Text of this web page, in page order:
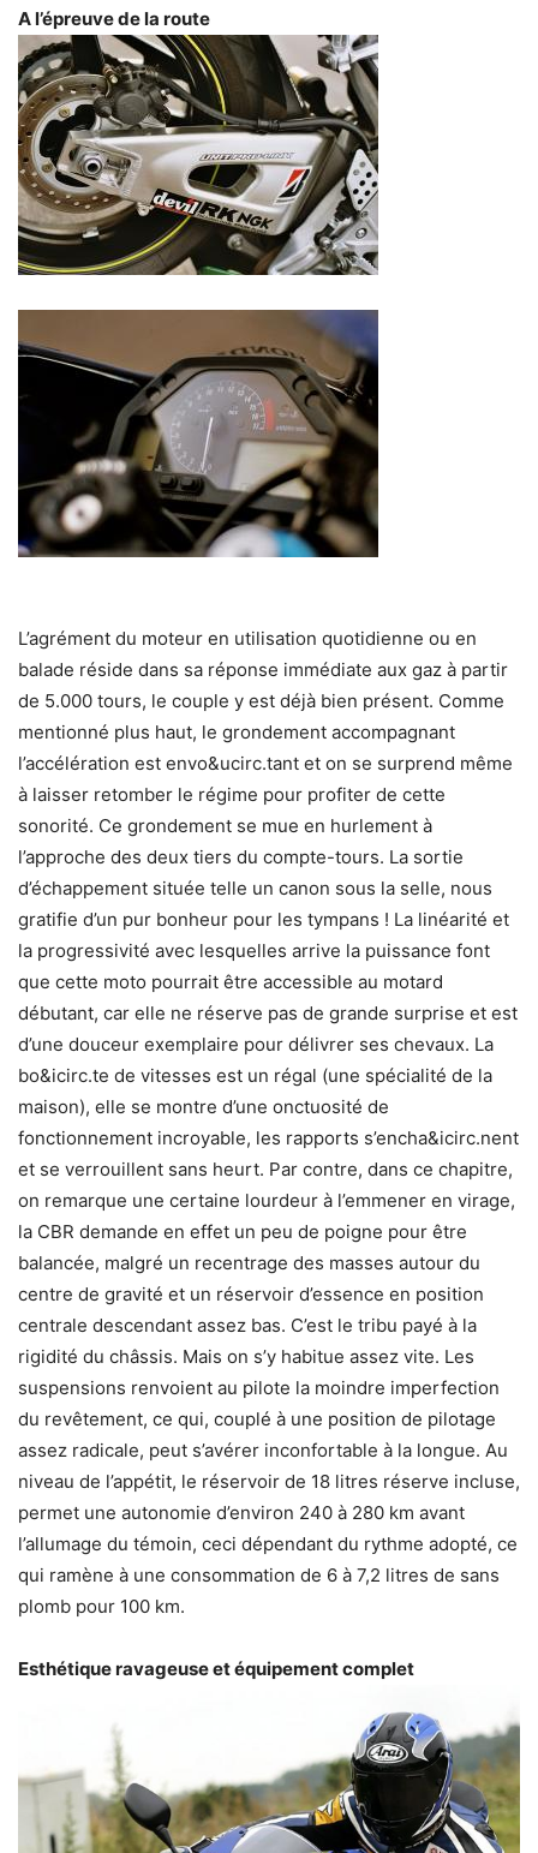
A l’épreuve de la route
L’agrément du moteur en utilisation quotidienne ou en
balade réside dans sa réponse immédiate aux gaz à partir
de 5.000 tours, le couple y est déjà bien présent. Comme
mentionné plus haut, le grondement accompagnant
l’accélération est envo&ucirc.tant et on se surprend même
à laisser retomber le régime pour profiter de cette
sonorité. Ce grondement se mue en hurlement à
l’approche des deux tiers du compte-tours. La sortie
d’échappement située telle un canon sous la selle, nous
gratifie d’un pur bonheur pour les tympans ! La linéarité et
la progressivité avec lesquelles arrive la puissance font
que cette moto pourrait être accessible au motard
débutant, car elle ne réserve pas de grande surprise et est
d’une douceur exemplaire pour délivrer ses chevaux. La
bo&icirc.te de vitesses est un régal (une spécialité de la
maison), elle se montre d’une onctuosité de
fonctionnement incroyable, les rapports s’encha&icirc.nent
et se verrouillent sans heurt. Par contre, dans ce chapitre,
on remarque une certaine lourdeur à l’emmener en virage,
la CBR demande en effet un peu de poigne pour être
balancée, malgré un recentrage des masses autour du
centre de gravité et un réservoir d’essence en position
centrale descendant assez bas. C’est le tribu payé à la
rigidité du châssis. Mais on s’y habitue assez vite. Les
suspensions renvoient au pilote la moindre imperfection
du revêtement, ce qui, couplé à une position de pilotage
assez radicale, peut s’avérer inconfortable à la longue. Au
niveau de l’appétit, le réservoir de 18 litres réserve incluse,
permet une autonomie d’environ 240 à 280 km avant
l’allumage du témoin, ceci dépendant du rythme adopté, ce
qui ramène à une consommation de 6 à 7,2 litres de sans
plomb pour 100 km.
Esthétique ravageuse et équipement complet